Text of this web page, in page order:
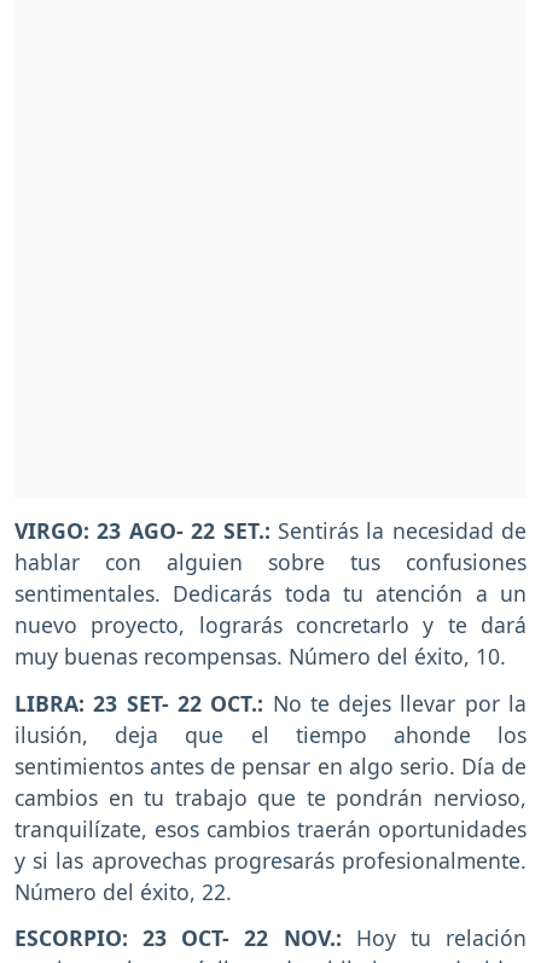
VIRGO: 23 AGO- 22 SET.: Sentirás la necesidad de
hablar con alguien sobre tus confusiones
sentimentales. Dedicarás toda tu atención a un
nuevo proyecto, lograrás concretarlo y te dará
muy buenas recompensas. Número del éxito, 10.
LIBRA: 23 SET- 22 OCT.: No te dejes llevar por la
ilusión, deja que el tiempo ahonde los
sentimientos antes de pensar en algo serio. Día de
cambios en tu trabajo que te pondrán nervioso,
tranquilízate, esos cambios traerán oportunidades
y si las aprovechas progresarás profesionalmente.
Número del éxito, 22.
ESCORPIO: 23 OCT- 22 NOV.: Hoy tu relación